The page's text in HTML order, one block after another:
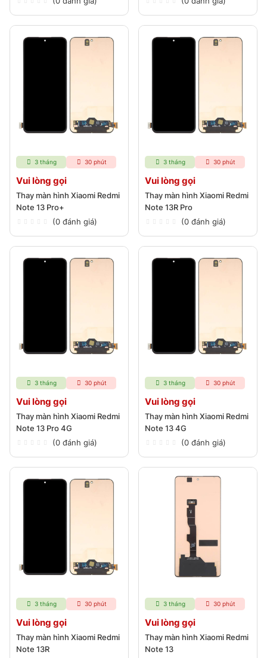
3 tháng 30 phút
Vui lòng gọi
Thay màn hình Xiaomi Redmi
Note 13 Pro+
(0 đánh giá)
3 tháng 30 phút
Vui lòng gọi
Thay màn hình Xiaomi Redmi
Note 13R Pro
(0 đánh giá)
3 tháng 30 phút
Vui lòng gọi
Thay màn hình Xiaomi Redmi
Note 13 Pro 4G
(0 đánh giá)
3 tháng 30 phút
Vui lòng gọi
Thay màn hình Xiaomi Redmi
Note 13 4G
(0 đánh giá)
3 tháng 30 phút
Vui lòng gọi
Thay màn hình Xiaomi Redmi
Note 13R
3 tháng 30 phút
Vui lòng gọi
Thay màn hình Xiaomi Redmi
Note 13